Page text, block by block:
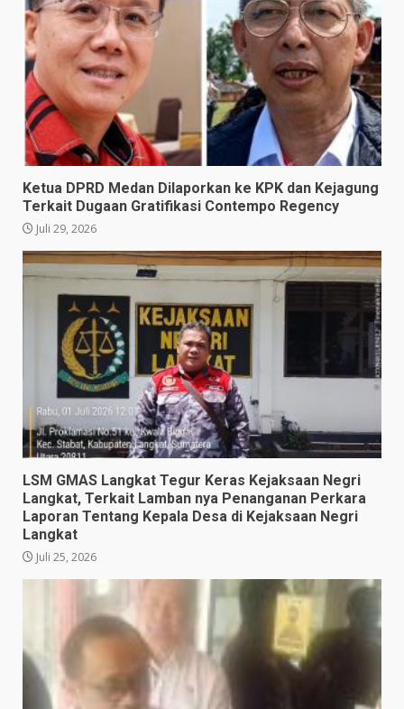
Ketua DPRD Medan Dilaporkan ke KPK dan Kejagung
Terkait Dugaan Gratifikasi Contempo Regency
Juli 29, 2026
LSM GMAS Langkat Tegur Keras Kejaksaan Negri
Langkat, Terkait Lamban nya Penanganan Perkara
Laporan Tentang Kepala Desa di Kejaksaan Negri
Langkat
Juli 25, 2026